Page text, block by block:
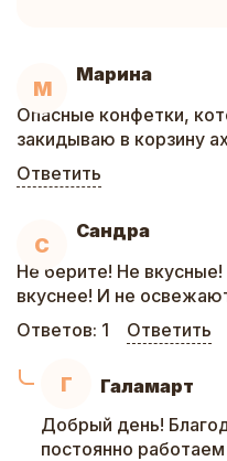
М
Марина
Опасные конфетки,
закидываю в корзину
Ответить
С
Сандра
Не берите! Не вкусные!
вкуснее! И не
Ответов: 1 Ответить
Г Галамарт
Добрый день!
постоянно